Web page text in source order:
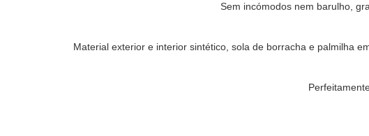
Sem incómodos nem barulho,
Material exterior e interior sintético, sola de borracha e palmilha